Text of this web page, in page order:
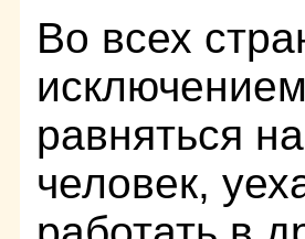
Во всех
равняться
человек,